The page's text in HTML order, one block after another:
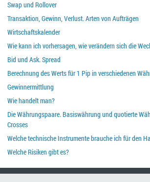
Swap und Rollover
Transaktion, Gewinn, Verlust. Arten von Aufträgen
Wirtschaftskalender
Wie kann ich vorhersagen, wie verändern sich die
Bid und Ask. Spread
Berechnung des Werts für 1 Pip in verschiedenen
Gewinnermittlung
Wie handelt man?
Die Währungspaare. Basiswährung und quotierte
Crosses
Welche technische Instrumente brauche ich für den
Welche Risiken gibt es?